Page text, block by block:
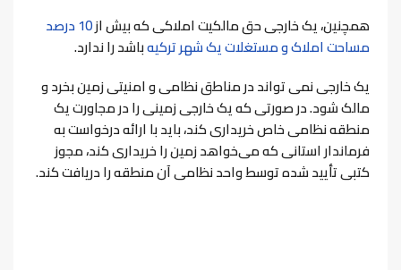
همچنین، یک خارجی حق مالکیت املاکی که بیش از
10 درصد
مساحت املاک و مستغلات یک شهر ترکیهباشد را ندارد.
یک خارجی نمی تواند در مناطق نظامی و امنیتی زمین بخرد و
مالک شود. در صورتی که یک خارجی زمینی را در مجاورت یک
منطقه نظامی خاص خریداری کند، باید با ارائه درخواست به
فرماندار استانی که می‌خواهد زمین را خریداری کند، مجوز
کتبی تأیید شده توسط واحد نظامی آن منطقه را دریافت کند.